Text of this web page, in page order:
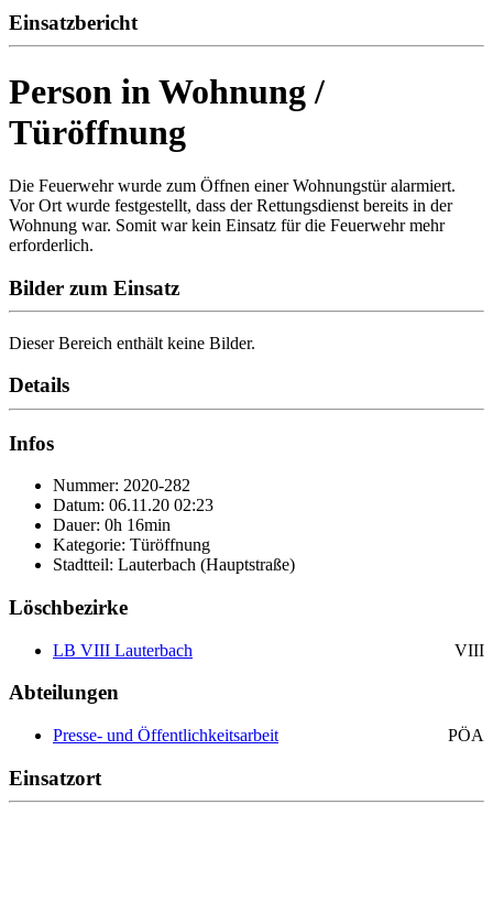
Einsatzbericht
Person in Wohnung /
Türöffnung
Die Feuerwehr wurde zum Öffnen einer Wohnungstür alarmiert.
Vor Ort wurde festgestellt, dass der Rettungsdienst bereits in der
Wohnung war. Somit war kein Einsatz für die Feuerwehr mehr
erforderlich.
Bilder zum Einsatz
Dieser Bereich enthält keine Bilder.
Details
Infos
Nummer: 2020-282
Datum: 06.11.20 02:23
Dauer: 0h 16min
Kategorie: Türöffnung
Stadtteil: Lauterbach (Hauptstraße)
Löschbezirke
LB VIII Lauterbach VIII
Abteilungen
Presse- und Öffentlichkeitsarbeit PÖA
Einsatzort